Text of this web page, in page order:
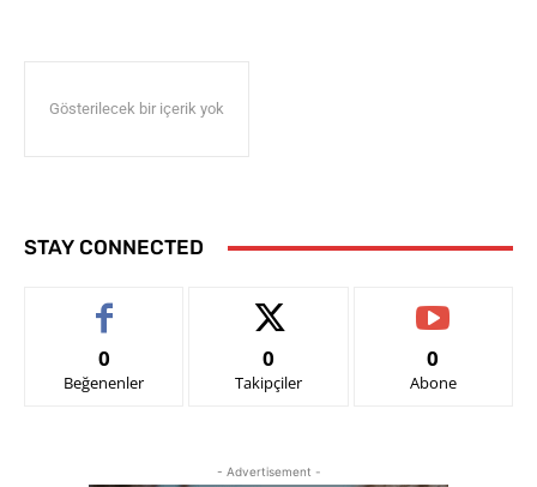
Gösterilecek bir içerik yok
STAY CONNECTED
0
Beğenenler
0
Takipçiler
0
Abone
- Advertisement -